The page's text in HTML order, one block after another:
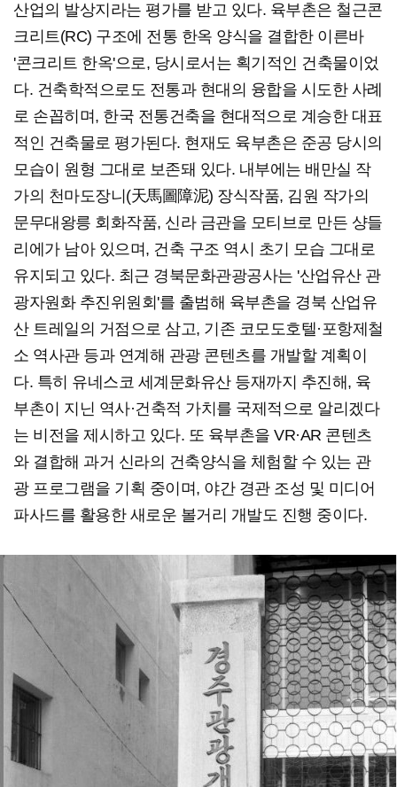
산업의 발상지라는 평가를 받고 있다. 육부촌은 철근콘
크리트(RC) 구조에 전통 한옥 양식을 결합한 이른바
'콘크리트 한옥'으로, 당시로서는 획기적인 건축물이었
다. 건축학적으로도 전통과 현대의 융합을 시도한 사례
로 손꼽히며, 한국 전통건축을 현대적으로 계승한 대표
적인 건축물로 평가된다. 현재도 육부촌은 준공 당시의
모습이 원형 그대로 보존돼 있다. 내부에는 배만실 작
가의 천마도장니(天馬圖障泥) 장식작품, 김원 작가의
문무대왕릉 회화작품, 신라 금관을 모티브로 만든 샹들
리에가 남아 있으며, 건축 구조 역시 초기 모습 그대로
유지되고 있다. 최근 경북문화관광공사는 '산업유산 관
광자원화 추진위원회'를 출범해 육부촌을 경북 산업유
산 트레일의 거점으로 삼고, 기존 코모도호텔·포항제철
소 역사관 등과 연계해 관광 콘텐츠를 개발할 계획이
다. 특히 유네스코 세계문화유산 등재까지 추진해, 육
부촌이 지닌 역사·건축적 가치를 국제적으로 알리겠다
는 비전을 제시하고 있다. 또 육부촌을 VR·AR 콘텐츠
와 결합해 과거 신라의 건축양식을 체험할 수 있는 관
광 프로그램을 기획 중이며, 야간 경관 조성 및 미디어
파사드를 활용한 새로운 볼거리 개발도 진행 중이다.